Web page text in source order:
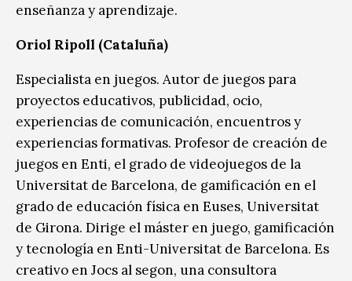
enseñanza y aprendizaje.
Oriol Ripoll (Cataluña)
Especialista en juegos. Autor de juegos para
proyectos educativos, publicidad, ocio,
experiencias de comunicación, encuentros y
experiencias formativas. Profesor de creación de
juegos en Enti, el grado de videojuegos de la
Universitat de Barcelona, de gamificación en el
grado de educación física en Euses, Universitat
de Girona. Dirige el máster en juego, gamificación
y tecnología en Enti-Universitat de Barcelona. Es
creativo en Jocs al segon, una consultora